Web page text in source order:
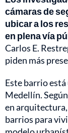
cámaras de
ubicar a los
en plena vía
Carlos E.
piden más
Este barrio
Medellín.
en
barrios para